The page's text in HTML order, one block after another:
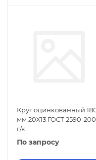
Круг оцинкованный
мм 20Х13 ГОСТ 2590-
г/к
По запросу